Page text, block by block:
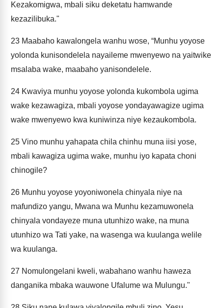
Kezakomigwa, mbali siku deketatu hamwande
kezazilibuka."
23 Maabaho kawalongela wanhu wose, “Munhu yoyose
yolonda kunisondelela nayaileme mwenyewo na yaitwike
msalaba wake, maabaho yanisondelele.
24 Kwaviya munhu yoyose yolonda kukombola ugima
wake kezawagiza, mbali yoyose yondayawagize ugima
wake mwenyewo kwa kuniwinza niye kezaukombola.
25 Vino munhu yahapata chila chinhu muna iisi yose,
mbali kawagiza ugima wake, munhu iyo kapata choni
chinogile?
26 Munhu yoyose yoyoniwonela chinyala niye na
mafundizo yangu, Mwana wa Munhu kezamuwonela
chinyala vondayeze muna utunhizo wake, na muna
utunhizo wa Tati yake, na wasenga wa kuulanga welile
wa kuulanga.
27 Nomulongelani kweli, wabahano wanhu haweza
danganika mbaka wauwone Ufalume wa Mulungu."